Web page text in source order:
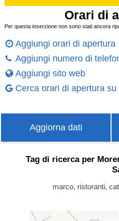
Orari di
Per questa inserzione non sono stati ancora
Aggiungi orari di apertura
Aggiungi numero di
Aggiungi sito web
Cerca orari di apertura su
Aggiorna dati
Tag di ricerca per
marco, ristoranti,